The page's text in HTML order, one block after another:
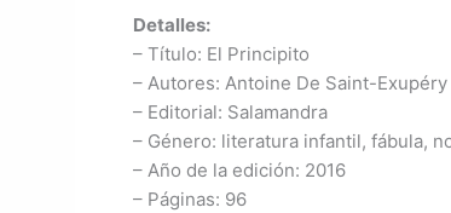
Detalles:
– Título: El Principito
– Autores: Antoine De Saint-Exupéry
– Editorial: Salamandra
– Género: literatura infantil, fábula,
– Año de la edición: 2016
– Páginas: 96